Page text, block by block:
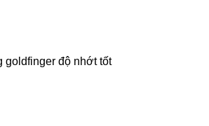
goldfinger độ nhớt tốt